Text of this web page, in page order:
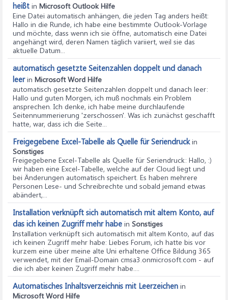
heißt in Microsoft Outlook Hilfe
Eine Datei automatisch anhängen, die jeden Tag anders heißt:
Hallo in die Runde, ich habe eine bestimmte Outlook-Vorlage
und möchte, dass wenn ich sie öffne, automatisch eine Datei
angehängt wird, deren Namen täglich variiert, weil sie das
aktuelle Datum...
automatisch gesetzte Seitenzahlen doppelt und danach
leerin Microsoft Word Hilfe
automatisch gesetzte Seitenzahlen doppelt und danach leer:
Hallo und guten Morgen, ich muß nochmals ein Problem
ansprechen. Ich denke, ich habe meine durchlaufende
Seitennummerierung 'zerschossen'. Was ich zunächst geschafft
hatte, war, dass ich die Seite...
Freigegebene Excel-Tabelle als Quelle für Seriendruckin
Sonstiges
Freigegebene Excel-Tabelle als Quelle für Seriendruck: Hallo, :)
wir haben eine Excel-Tabelle, welche auf der Cloud liegt und
bei Änderungen automatisch speichert. Es haben mehrere
Personen Lese- und Schreibrechte und sobald jemand etwas
abändert,...
Installation verknüpft sich automatisch mit altem Konto, auf
das ich keinen Zugriff mehr habe in Sonstiges
Installation verknüpft sich automatisch mit altem Konto, auf das
ich keinen Zugriff mehr habe: Liebes Forum, ich hatte bis vor
kurzem eine über meine alte Uni erhaltene Office Bildung 365
verwendet, mit der Email-Domain cmsa3.onmicrosoft.com - auf
die ich aber keinen Zugriff mehr habe....
Automatisches Inhaltsverzeichnis mit Leerzeichen in
Microsoft Word Hilfe